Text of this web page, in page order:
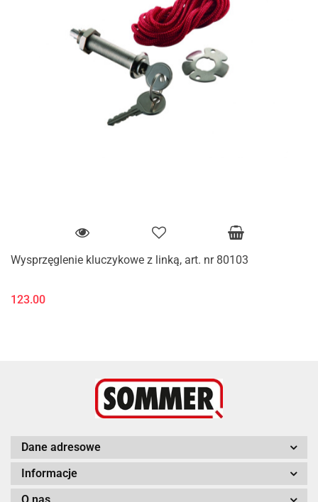
Wysprzęglenie kluczykowe z linką, art. nr 80103
123.00
Dane adresowe
Informacje